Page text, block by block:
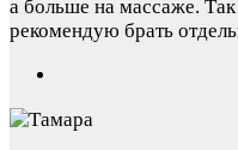
а больше на массаже.
рекомендую брать